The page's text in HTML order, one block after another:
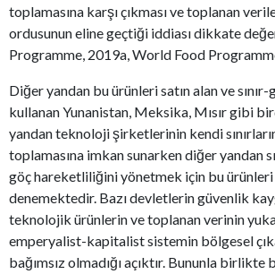
toplamasına karşı çıkması ve toplanan
ordusunun eline geçtiği iddiası dikkate
Programme, 2019a, World Food
Diğer yandan bu ürünleri satın alan ve
kullanan Yunanistan, Meksika, Mısır gibi
yandan teknoloji şirketlerinin kendi
toplamasına imkan sunarken diğer yandan
göç hareketliliğini yönetmek için bu
denemektedir. Bazı devletlerin güvenlik
teknolojik ürünlerin ve toplanan verinin
emperyalist-kapitalist sistemin bölgesel
bağımsız olmadığı açıktır. Bununla